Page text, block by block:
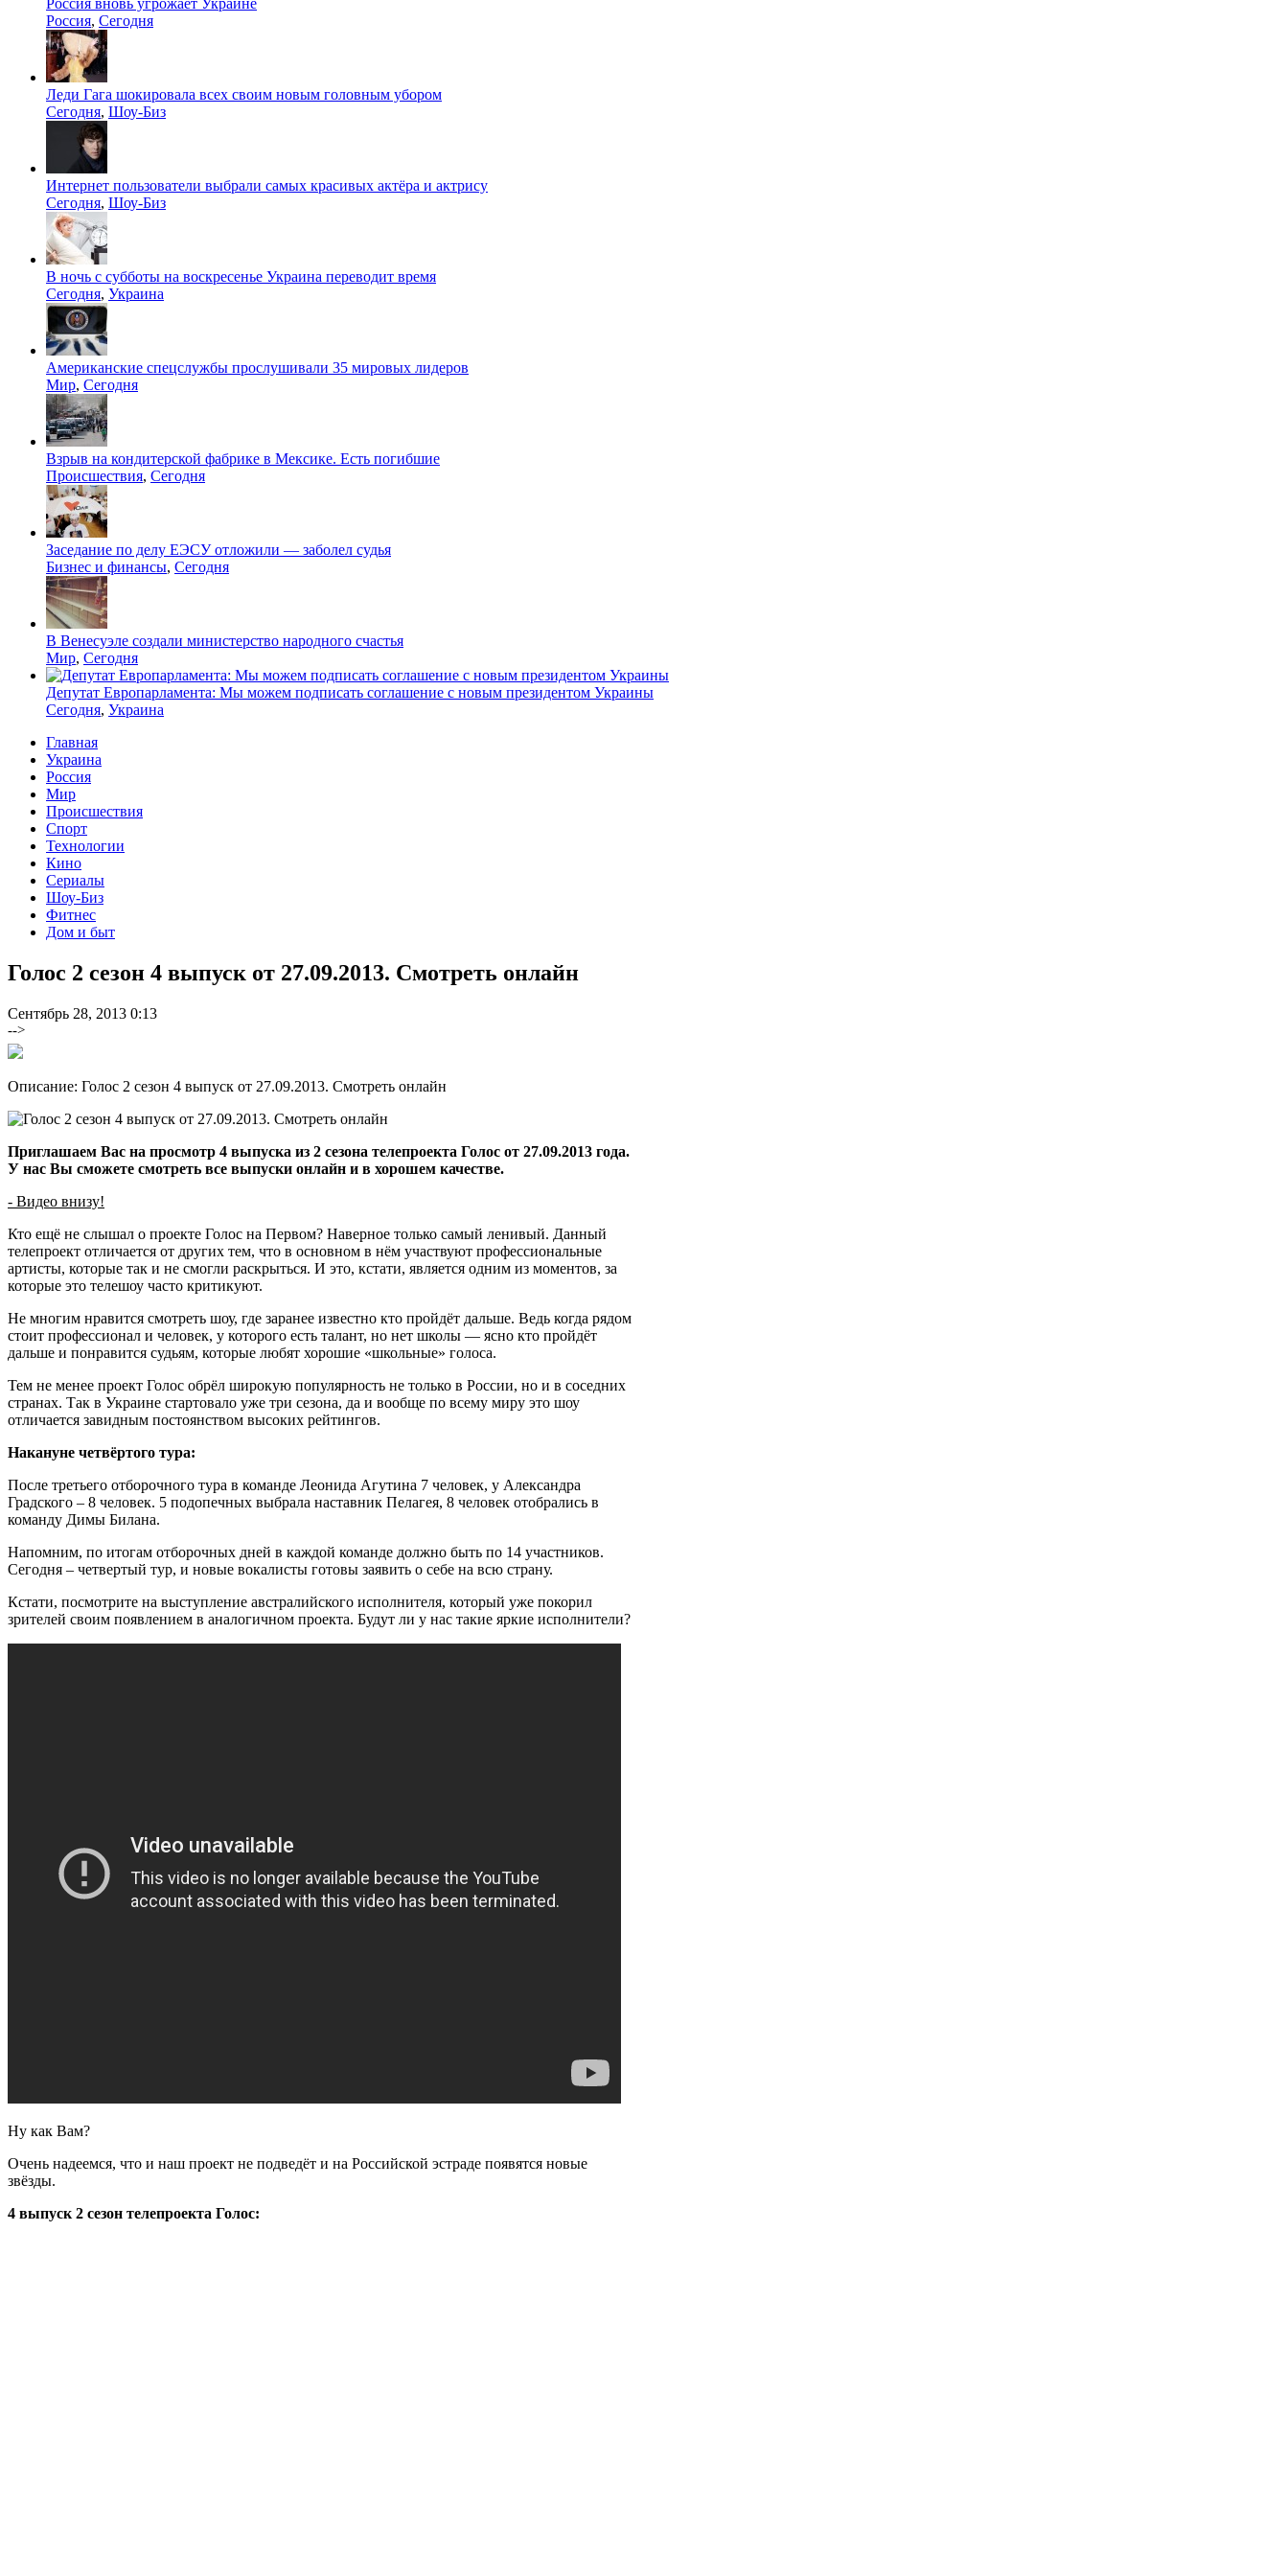
Россия, Сегодня
Леди Гага шокировала всех своим новым головным убором
Сегодня, Шоу-Биз
Интернет пользователи выбрали самых красивых актёра и актрису
Сегодня, Шоу-Биз
В ночь с субботы на воскресенье Украина переводит время
Сегодня, Украина
Американские спецслужбы прослушивали 35 мировых лидеров
Мир, Сегодня
Взрыв на кондитерской фабрике в Мексике. Есть погибшие
Происшествия, Сегодня
Заседание по делу ЕЭСУ отложили — заболел судья
Бизнес и финансы, Сегодня
В Венесуэле создали министерство народного счастья
Мир, Сегодня
Депутат Европарламента: Мы можем подписать соглашение с новым президентом Украины
Сегодня, Украина
Главная
Украина
Россия
Мир
Происшествия
Спорт
Технологии
Кино
Сериалы
Шоу-Биз
Фитнес
Дом и быт
Голос 2 сезон 4 выпуск от 27.09.2013. Смотреть онлайн
Сентябрь 28, 2013 0:13
-->
Описание: Голос 2 сезон 4 выпуск от 27.09.2013. Смотреть онлайн
Приглашаем Вас на просмотр 4 выпуска из 2 сезона телепроекта Голос от 27.09.2013 года.
У нас Вы сможете смотреть все выпуски онлайн и в хорошем качестве.
- Видео внизу!
Кто ещё не слышал о проекте Голос на Первом? Наверное только самый ленивый. Данный
телепроект отличается от других тем, что в основном в нём участвуют профессиональные
артисты, которые так и не смогли раскрыться. И это, кстати, является одним из моментов, за
которые это телешоу часто критикуют.
Не многим нравится смотреть шоу, где заранее известно кто пройдёт дальше. Ведь когда рядом
стоит профессионал и человек, у которого есть талант, но нет школы — ясно кто пройдёт
дальше и понравится судьям, которые любят хорошие «школьные» голоса.
Тем не менее проект Голос обрёл широкую популярность не только в России, но и в соседних
странах. Так в Украине стартовало уже три сезона, да и вообще по всему миру это шоу
отличается завидным постоянством высоких рейтингов.
Накануне четвёртого тура:
После третьего отборочного тура в команде Леонида Агутина 7 человек, у Александра
Градского – 8 человек. 5 подопечных выбрала наставник Пелагея, 8 человек отобрались в
команду Димы Билана.
Напомним, по итогам отборочных дней в каждой команде должно быть по 14 участников.
Сегодня – четвертый тур, и новые вокалисты готовы заявить о себе на всю страну.
Кстати, посмотрите на выступление австралийского исполнителя, который уже покорил
зрителей своим появлением в аналогичном проекта. Будут ли у нас такие яркие исполнители?
Ну как Вам?
Очень надеемся, что и наш проект не подведёт и на Российской эстраде появятся новые
звёзды.
4 выпуск 2 сезон телепроекта Голос: